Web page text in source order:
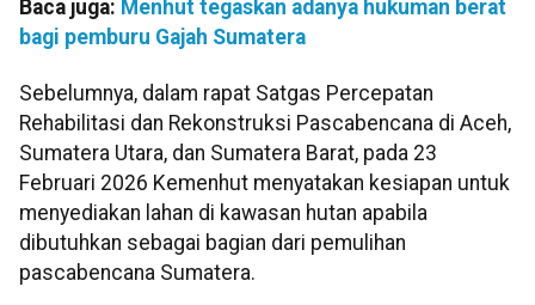
Baca juga: Menhut tegaskan adanya hukuman berat
bagi pemburu Gajah Sumatera
Sebelumnya, dalam rapat Satgas Percepatan
Rehabilitasi dan Rekonstruksi Pascabencana di Aceh,
Sumatera Utara, dan Sumatera Barat, pada 23
Februari 2026 Kemenhut menyatakan kesiapan untuk
menyediakan lahan di kawasan hutan apabila
dibutuhkan sebagai bagian dari pemulihan
pascabencana Sumatera.